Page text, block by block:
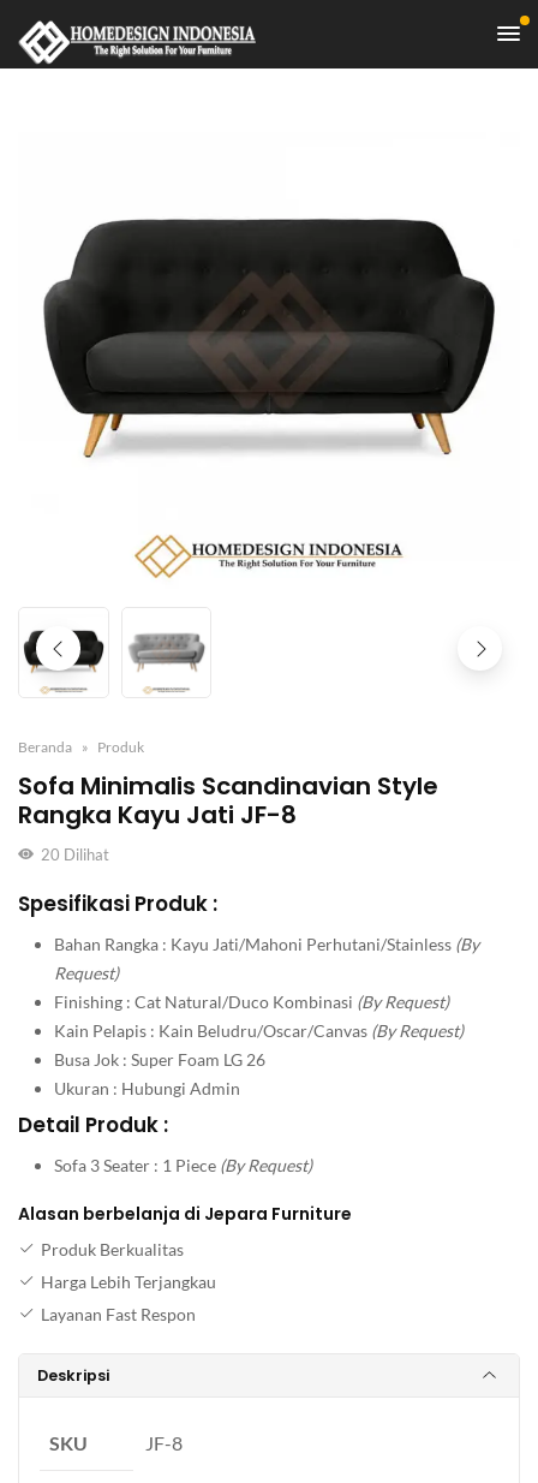
Beranda Produk
Sofa Minimalis Scandinavian Style
Rangka Kayu Jati JF-8
20 Dilihat
Spesifikasi Produk :
Bahan Rangka : Kayu Jati/Mahoni Perhutani/Stainless (By
Request)
Finishing : Cat Natural/Duco Kombinasi (By Request)
Kain Pelapis : Kain Beludru/Oscar/Canvas (By Request)
Busa Jok : Super Foam LG 26
Ukuran : Hubungi Admin
Detail Produk :
Sofa 3 Seater : 1 Piece (By Request)
Alasan berbelanja di Jepara Furniture
Produk Berkualitas
Harga Lebih Terjangkau
Layanan Fast Respon
Deskripsi
SKU JF-8